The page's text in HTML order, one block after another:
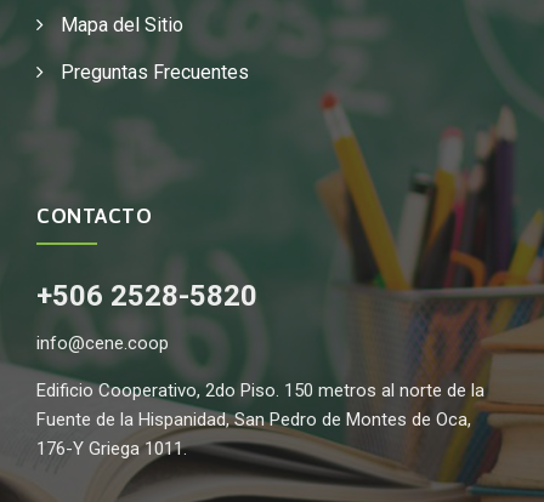
Mapa del Sitio
Preguntas Frecuentes
CONTACTO
+506 2528-5820
info@cene.coop
Edificio Cooperativo, 2do Piso. 150 metros al norte de la
Fuente de la Hispanidad, San Pedro de Montes de Oca,
176-Y Griega 1011.